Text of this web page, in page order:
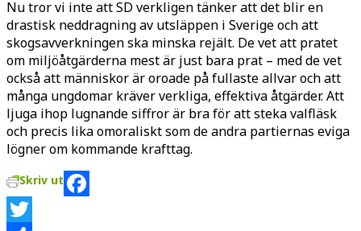
Nu tror vi inte att SD verkligen tänker att det blir en
drastisk neddragning av utsläppen i Sverige och att
skogsavverkningen ska minska rejält. De vet att pratet
om miljöåtgärderna mest är just bara prat – med de vet
också att människor är oroade på fullaste allvar och att
många ungdomar kräver verkliga, effektiva åtgärder. Att
ljuga ihop lugnande siffror är bra för att steka valfläsk
och precis lika omoraliskt som de andra partiernas eviga
lögner om kommande krafttag.
Skriv ut
Facebook